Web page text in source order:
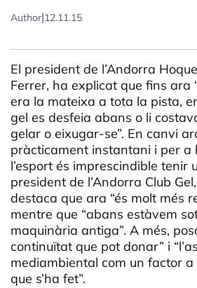
Author|12.11.15
El president de l’Andorra
Ferrer, ha explicat que fins ara
era la mateixa a tota la pista,
gel es desfeia abans o li
gelar o eixugar-se”. En canvi
pràcticament instantani i per a
l’esport és imprescindible tenir
president de l’Andorra Club
destaca que ara “és molt més
mentre que “abans estàvem
maquinària antiga”. A més,
continuïtat que pot donar” i
mediambiental com un factor
que s’ha fet”.